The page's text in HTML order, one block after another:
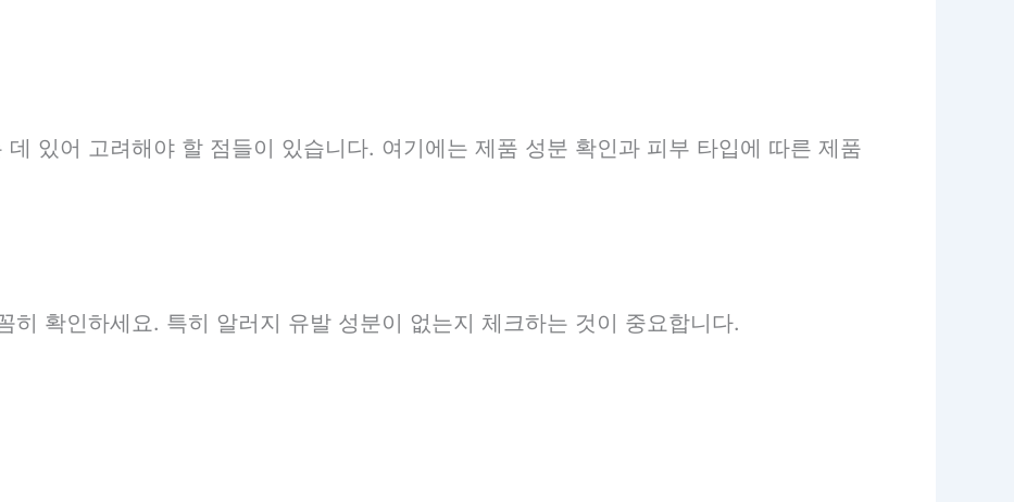
있어 고려해야 할 점들이 있습니다. 여기에는 제품 성분 확인과 피부 타입에 따른 제품
히 확인하세요. 특히 알러지 유발 성분이 없는지 체크하는 것이 중요합니다.